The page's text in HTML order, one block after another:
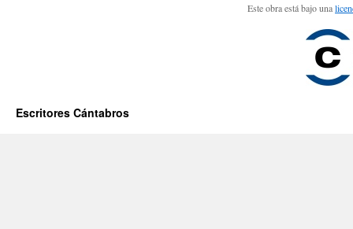
Este obra está bajo una
Escritores Cántabros